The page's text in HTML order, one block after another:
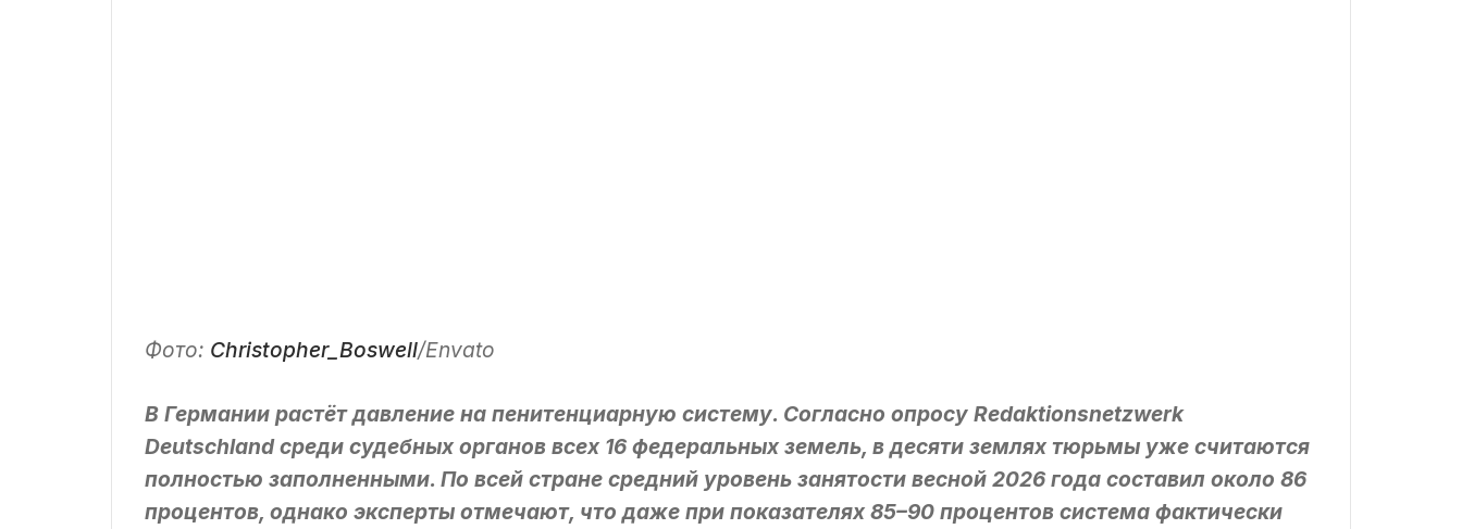
Фото: Christopher_Boswell/Envato
В Германии растёт давление на пенитенциарную систему. Согласно опросу Redaktionsnetzwerk
Deutschland среди судебных органов всех 16 федеральных земель, в десяти землях тюрьмы уже считаются
полностью заполненными. По всей стране средний уровень занятости весной 2026 года составил около 86
процентов, однако эксперты отмечают, что даже при показателях 85–90 процентов система фактически